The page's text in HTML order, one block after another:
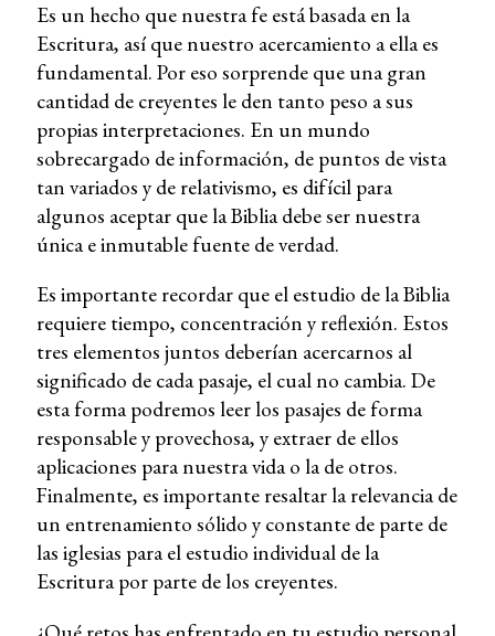
Es un hecho que nuestra fe está basada en la
Escritura, así que nuestro acercamiento a ella es
fundamental. Por eso sorprende que una gran
cantidad de creyentes le den tanto peso a sus
propias interpretaciones. En un mundo
sobrecargado de información, de puntos de vista
tan variados y de relativismo, es difícil para
algunos aceptar que la Biblia debe ser nuestra
única e inmutable fuente de verdad.
Es importante recordar que el estudio de la Biblia
requiere tiempo, concentración y reflexión. Estos
tres elementos juntos deberían acercarnos al
significado de cada pasaje, el cual no cambia. De
esta forma podremos leer los pasajes de forma
responsable y provechosa, y extraer de ellos
aplicaciones para nuestra vida o la de otros.
Finalmente, es importante resaltar la relevancia de
un entrenamiento sólido y constante de parte de
las iglesias para el estudio individual de la
Escritura por parte de los creyentes.